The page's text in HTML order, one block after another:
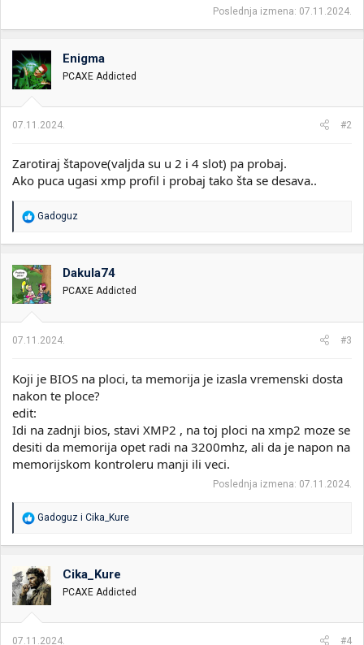
Poslednja izmena: 07.11.2024.
Enigma
PCAXE Addicted
07.11.2024. #2
Zarotiraj štapove(valjda su u 2 i 4 slot) pa probaj.
Ako puca ugasi xmp profil i probaj tako šta se desava..
R
a
o
v
a
n
:
Gadoguz
Dakula74
PCAXE Addicted
07.11.2024. #3
Koji je BIOS na ploci, ta memorija je izasla vremenski dosta
nakon te ploce?
edit:
Idi na zadnji bios, stavi XMP2 , na toj ploci na xmp2 moze se
desiti da memorija opet radi na 3200mhz, ali da je napon na
memorijskom kontroleru manji ili veci.
Poslednja izmena: 07.11.2024.
R
o
v
a
n
Gadoguz i Cika_Kure
Cika_Kure
PCAXE Addicted
07.11.2024. #4